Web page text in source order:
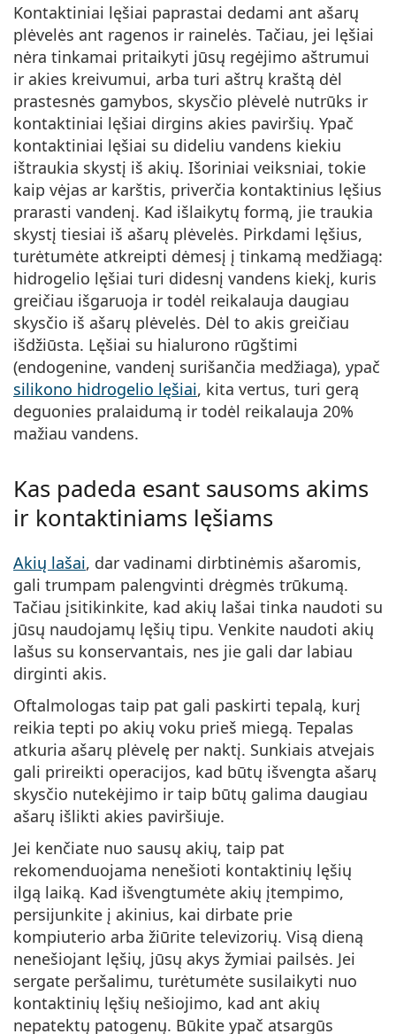
Kontaktiniai lęšiai paprastai dedami ant ašarų
plėvelės ant ragenos ir rainelės. Tačiau, jei lęšiai
nėra tinkamai pritaikyti jūsų regėjimo aštrumui
ir akies kreivumui, arba turi aštrų kraštą dėl
prastesnės gamybos, skysčio plėvelė nutrūks ir
kontaktiniai lęšiai dirgins akies paviršių. Ypač
kontaktiniai lęšiai su dideliu vandens kiekiu
ištraukia skystį iš akių. Išoriniai veiksniai, tokie
kaip vėjas ar karštis, priverčia kontaktinius lęšius
prarasti vandenį. Kad išlaikytų formą, jie traukia
skystį tiesiai iš ašarų plėvelės. Pirkdami lęšius,
turėtumėte atkreipti dėmesį į tinkamą medžiagą:
hidrogelio lęšiai turi didesnį vandens kiekį, kuris
greičiau išgaruoja ir todėl reikalauja daugiau
skysčio iš ašarų plėvelės. Dėl to akis greičiau
išdžiūsta. Lęšiai su hialurono rūgštimi
(endogenine, vandenį surišančia medžiaga), ypač
silikono hidrogelio lęšiai, kita vertus, turi gerą
deguonies pralaidumą ir todėl reikalauja 20%
mažiau vandens.
Kas padeda esant sausoms akims
ir kontaktiniams lęšiams
Akių lašai, dar vadinami dirbtinėmis ašaromis,
gali trumpam palengvinti drėgmės trūkumą.
Tačiau įsitikinkite, kad akių lašai tinka naudoti su
jūsų naudojamų lęšių tipu. Venkite naudoti akių
lašus su konservantais, nes jie gali dar labiau
dirginti akis.
Oftalmologas taip pat gali paskirti tepalą, kurį
reikia tepti po akių voku prieš miegą. Tepalas
atkuria ašarų plėvelę per naktį. Sunkiais atvejais
gali prireikti operacijos, kad būtų išvengta ašarų
skysčio nutekėjimo ir taip būtų galima daugiau
ašarų išlikti akies paviršiuje.
Jei kenčiate nuo sausų akių, taip pat
rekomenduojama nenešioti kontaktinių lęšių
ilgą laiką. Kad išvengtumėte akių įtempimo,
persijunkite į akinius, kai dirbate prie
kompiuterio arba žiūrite televizorių. Visą dieną
nenešiojant lęšių, jūsų akys žymiai pailsės. Jei
sergate peršalimu, turėtumėte susilaikyti nuo
kontaktinių lęšių nešiojimo, kad ant akių
nepatektų patogenų. Būkite ypač atsargūs